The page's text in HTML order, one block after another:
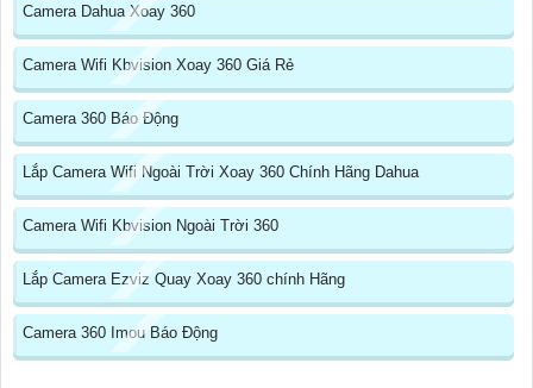
Camera Dahua Xoay 360
Camera Wifi Kbvision Xoay 360 Giá Rẻ
Camera 360 Báo Động
Lắp Camera Wifi Ngoài Trời Xoay 360 Chính Hãng Dahua
Camera Wifi Kbvision Ngoài Trời 360
Lắp Camera Ezviz Quay Xoay 360 chính Hãng
Camera 360 Imou Báo Động